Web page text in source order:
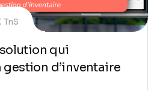
TnS
qui
d’inventaire